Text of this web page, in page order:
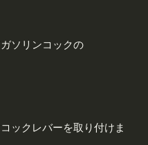
ソリンコックの
ックレバーを取り付けま